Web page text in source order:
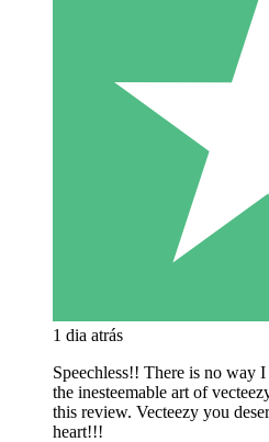
1 dia atrás
Speechless!! There is no way
the inesteemable art of
this review. Vecteezy you
heart!!!